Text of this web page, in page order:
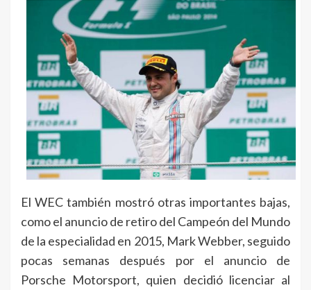
El WEC también mostró otras importantes bajas,
como el anuncio de retiro del Campeón del Mundo
de la especialidad en 2015, Mark Webber, seguido
pocas semanas después por el anuncio de
Porsche Motorsport, quien decidió licenciar al